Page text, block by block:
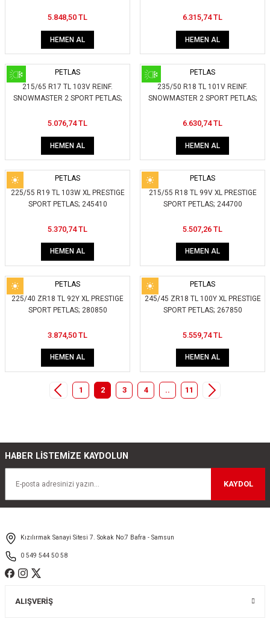
5.848,50 TL
HEMEN AL
6.315,74 TL
HEMEN AL
PETLAS
215/65 R17 TL 103V REINF.
SNOWMASTER 2 SPORT PETLAS;
5.076,74 TL
HEMEN AL
PETLAS
235/50 R18 TL 101V REINF.
SNOWMASTER 2 SPORT PETLAS;
6.630,74 TL
HEMEN AL
PETLAS
225/55 R19 TL 103W XL PRESTIGE
SPORT PETLAS; 245410
5.370,74 TL
HEMEN AL
PETLAS
215/55 R18 TL 99V XL PRESTIGE
SPORT PETLAS; 244700
5.507,26 TL
HEMEN AL
PETLAS
225/40 ZR18 TL 92Y XL PRESTIGE
SPORT PETLAS; 280850
3.874,50 TL
HEMEN AL
PETLAS
245/45 ZR18 TL 100Y XL PRESTIGE
SPORT PETLAS; 267850
5.559,74 TL
HEMEN AL
1 2 3 4 .. 11
HABER LİSTEMİZE KAYDOLUN
KAYDOL
Kızılırmak Sanayi Sitesi 7. Sokak No:7 Bafra - Samsun
0 549 544 50 58
ALIŞVERİŞ